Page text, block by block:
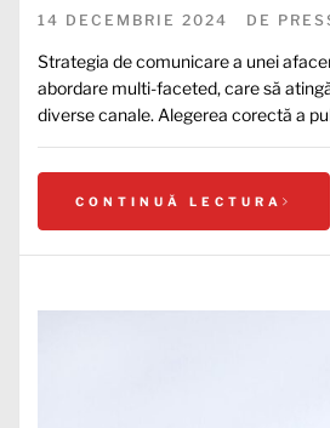
14 DECEMBRIE 2024 DE
Strategia de comunicare a unei
abordare multi-faceted, care să
diverse canale. Alegerea corectă a
CONTINUĂ LECTURA